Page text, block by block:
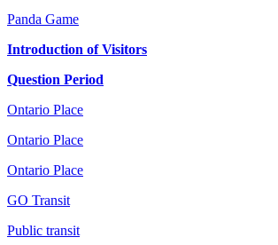
Panda Game
Introduction of Visitors
Question Period
Ontario Place
Ontario Place
Ontario Place
GO Transit
Public transit